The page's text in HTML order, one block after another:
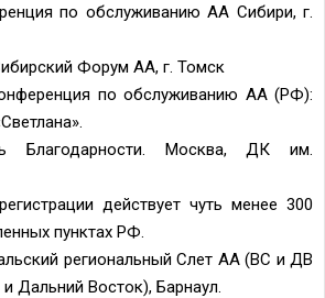
по обслуживанию АА Сибири, г.
Форум АА, г. Томск
по обслуживанию АА (РФ):
Благодарности. Москва, ДК им.
действует чуть менее 300
пунктах РФ.
региональный Слет АА (ВС и ДВ
Дальний Восток), Барнаул.